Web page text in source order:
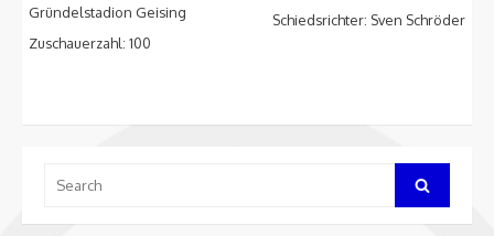
Gründelstadion Geising
Zuschauerzahl: 100
Schiedsrichter: Sven Schröder
for:
Search